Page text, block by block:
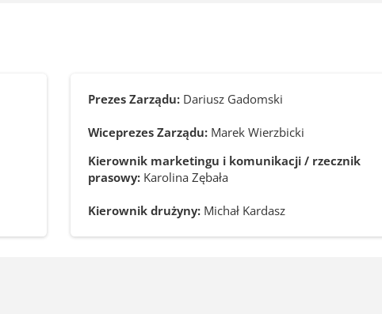
Prezes Zarządu:Dariusz Gadomski
Wiceprezes Zarządu:Marek Wierzbicki
Kierownik marketingu i komunikacji / rzecznik
prasowy:Karolina Zębała
Kierownik drużyny:Michał Kardasz